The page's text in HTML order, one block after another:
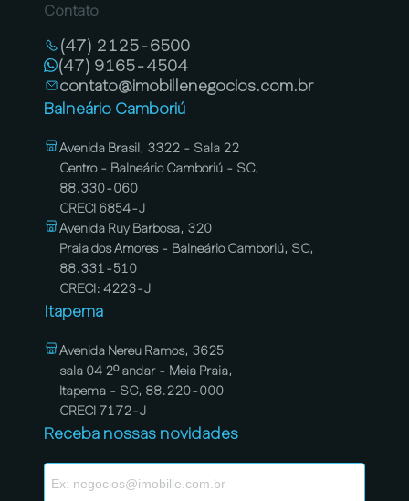
Contato
(47) 2125-6500
(47) 9165-4504
contato@imobillenegocios.com.br
Balneário Camboriú
Avenida Brasil, 3322 - Sala 22
Centro - Balneário Camboriú - SC,
88.330-060
CRECI 6854-J
Avenida Ruy Barbosa, 320
Praia dos Amores - Balneário Camboriú, SC,
88.331-510
CRECI: 4223-J
Itapema
Avenida Nereu Ramos, 3625
sala 04 2º andar - Meia Praia,
Itapema - SC, 88.220-000
CRECI 7172-J
Receba nossas novidades